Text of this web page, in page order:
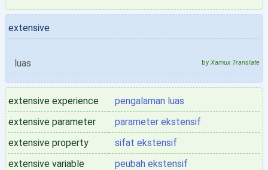
extensive
luas by Xamux Translate
extensive experience
pengalaman luas
extensive parameter
parameter ekstensif
extensive property
sifat ekstensif
extensive variable
peubah ekstensif